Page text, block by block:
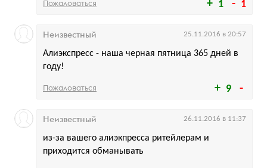
1 1
Пожаловаться
9
Алиэкспресс - наша черная пятница 365 дней в
году!
Неизвестный 25.11.2016 в 20:57
Пожаловаться
из-за вашего алиэкпресса ритейлерам и
приходится обманывать
Неизвестный 26.11.2016 в 11:37